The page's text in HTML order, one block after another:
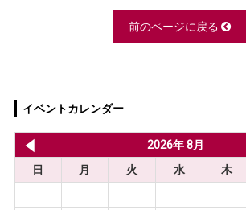
前のページに戻る
イベントカレンダー
2026年 8月
日
月 火 水 木